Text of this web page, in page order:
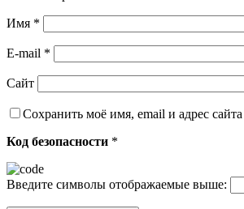
Имя *
E-mail *
Сайт
Сохранить моё имя, email и адрес
Код безопасности *
Введите символы отображаемые выше: